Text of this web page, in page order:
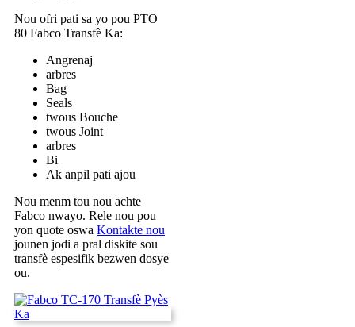
Nou ofri pati sa yo pou PTO
80 Fabco Transfè Ka:
Angrenaj
arbres
Bag
Seals
twous Bouche
twous Joint
arbres
Bi
Ak anpil pati ajou
Nou menm tou nou achte
Fabco nwayo. Rele nou pou
yon quote oswa Kontakte nou
jounen jodi a pral diskite sou
transfè espesifik bezwen dosye
ou.